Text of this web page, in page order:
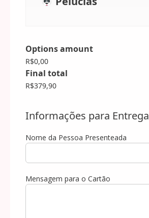
Options amount
R$0,00
Final total
R$379,90
Informações para Entrega
Nome da Pessoa Presenteada
Mensagem para o Cartão